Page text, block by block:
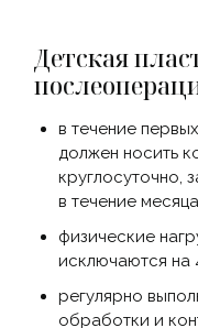
Детская
в течение
должен носить
круглосуточно,
в течение
физические
исключаются на
регулярно
обработки и